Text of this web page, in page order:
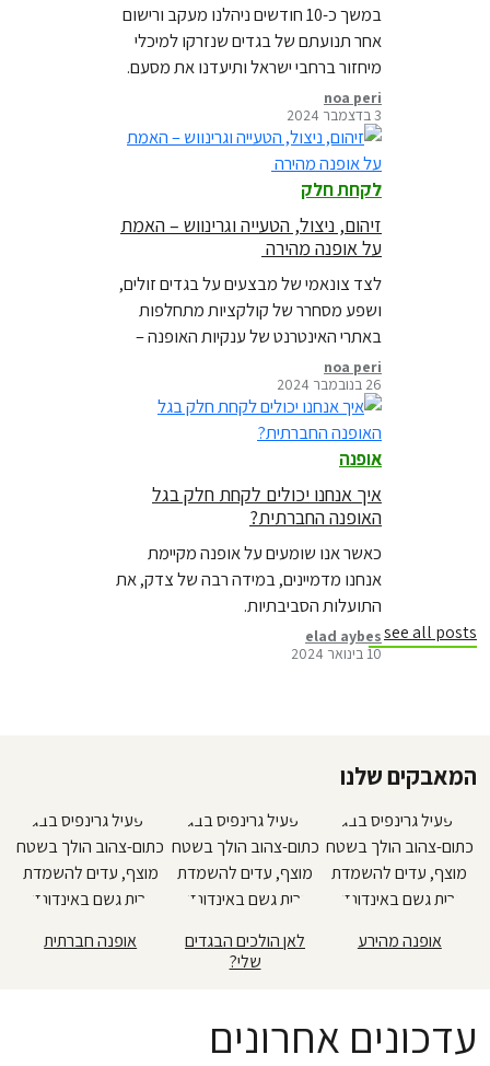
במשך כ-10 חודשים ניהלנו מעקב ורישום
אחר תנועתם של בגדים שנזרקו למיכלי
מיחזור ברחבי ישראל ותיעדנו את מסעם.
לאן הם הגיעו ומה עלה בגורלם? קראו על
כך בבלוג חדש
noa peri
3 בדצמבר 2024
לקחת חלק
זיהום, ניצול, הטעייה וגרינווש – האמת
על אופנה מהירה
לצד צונאמי של מבצעים על בגדים זולים,
ושפע מסחרר של קולקציות מתחלפות
באתרי האינטרנט של ענקיות האופנה –
הולכת ומתבהרת התמונה המלאה של
התעשייה. קראו על כך בבלוג חדש
noa peri
26 בנובמבר 2024
אופנה
איך אנחנו יכולים לקחת חלק בגל
האופנה החברתית?
כאשר אנו שומעים על אופנה מקיימת
אנחנו מדמיינים, במידה רבה של צדק, את
התועלות הסביבתיות.
elad aybes
10 בינואר 2024
see all posts
המאבקים שלנו
אופנה מהירע
לאן הולכים הבגדים
שלי?
אופנה חברתית
עדכונים אחרונים